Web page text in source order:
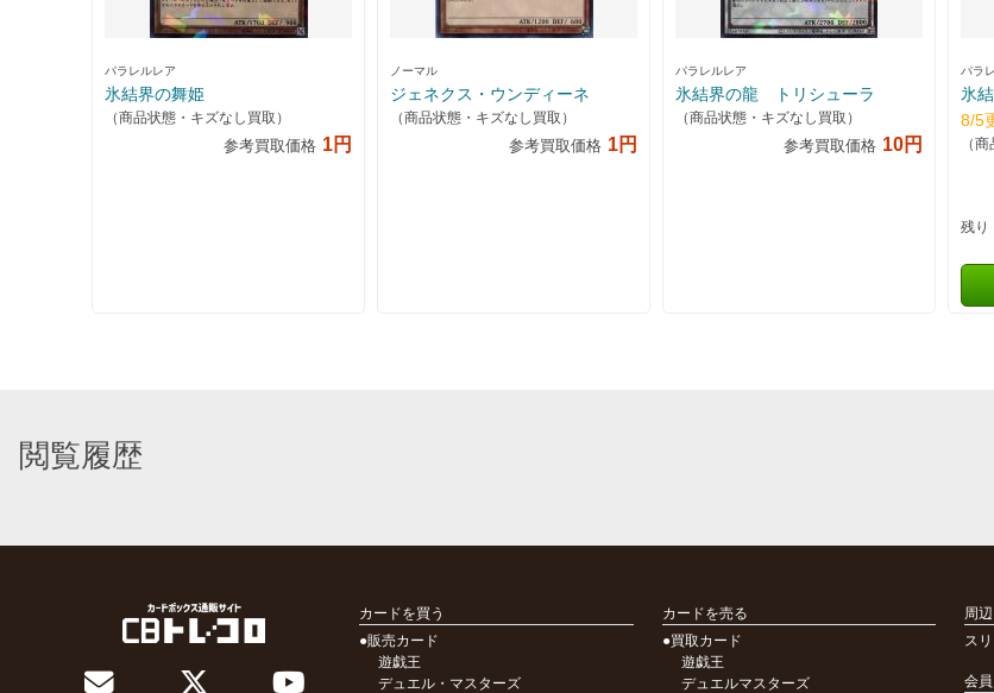
パラレルレア
氷結界の舞姫
（商品状態・キズなし買取）
参考買取価格 1円
ノーマル
ジェネクス・ウンディーネ
（商品状態・キズなし買取）
参考買取価格 1円
パラレルレア
氷結界の龍 トリシューラ
（商品状態・キズなし買取）
参考買取価格 10円
パラ
氷
8/5
（
残り
閲覧履歴
カードを買う
●販売カード
遊戯王
デュエル・マスターズ
カードを売る
●買取カード
遊戯王
デュエルマスターズ
周
ス
会員